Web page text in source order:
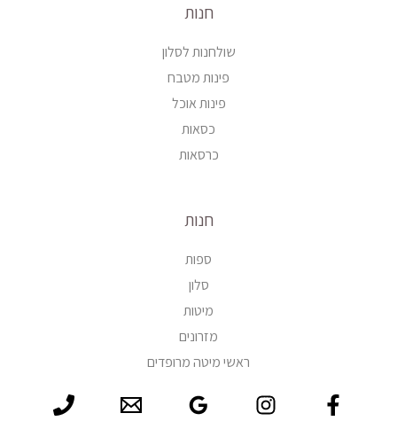
חנות
שולחנות לסלון
פינות מטבח
פינות אוכל
כסאות
כרסאות
חנות
ספות
סלון
מיטות
מזרונים
ראשי מיטה מרופדים